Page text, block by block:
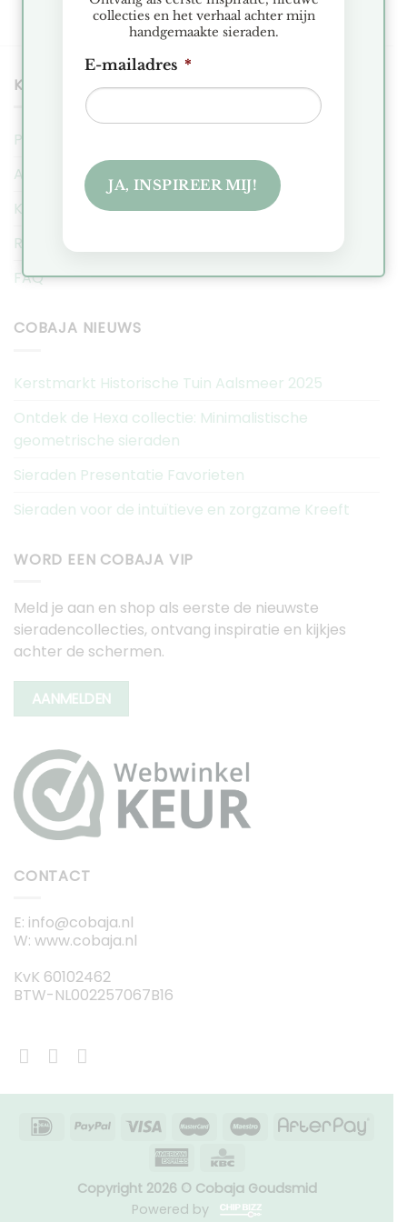
KLANTENSERVICE
Privacy Regeling
Algemene Voorwaarden
Klachten
Ruilen & Retourneren
FAQ
COBAJA NIEUWS
Kerstmarkt Historische Tuin Aalsmeer 2025
Ontdek de Hexa collectie: Minimalistische
geometrische sieraden
Sieraden Presentatie Favorieten
Sieraden voor de intuïtieve en zorgzame Kreeft
WORD EEN COBAJA VIP
Meld je aan en shop als eerste de nieuwste
sieradencollecties, ontvang inspiratie en kijkjes
achter de schermen.
AANMELDEN
CONTACT
E: info@cobaja.nl
W: www.cobaja.nl
KvK 60102462
BTW-NL002257067B16
Copyright 2026 © Cobaja Goudsmid
Powered by
collecties en het verhaal achter mijn
handgemaakte sieraden.
E-mailadres *
JA, INSPIREER MIJ!